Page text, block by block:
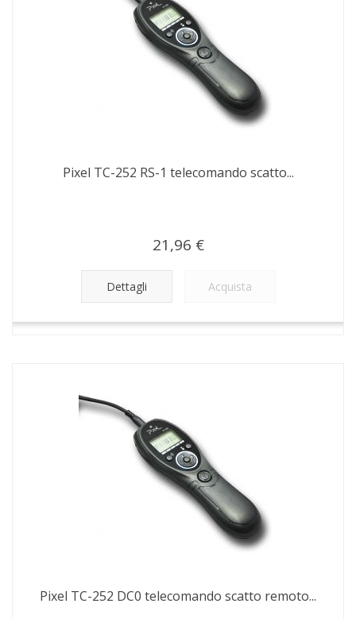
Pixel TC-252 RS-1 telecomando scatto...
21,96 €
Dettagli Acquista
Pixel TC-252 DC0 telecomando scatto remoto...